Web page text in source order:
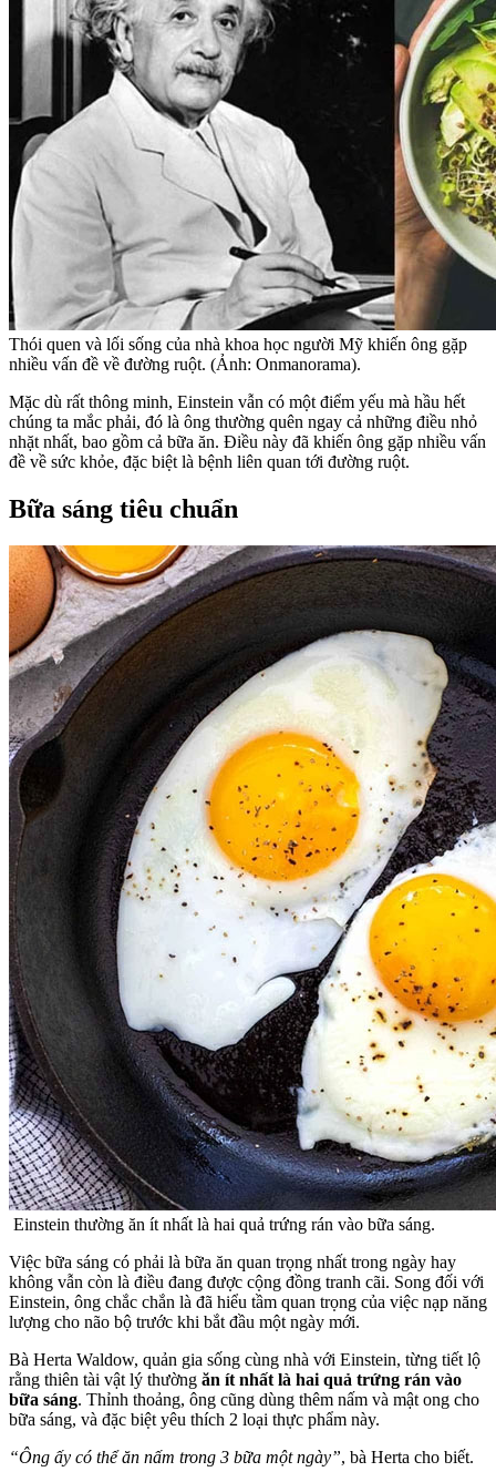
Thói quen và lối sống của nhà khoa học người Mỹ khiến ông gặp
nhiều vấn đề về đường ruột. (Ảnh: Onmanorama).
Mặc dù rất thông minh, Einstein vẫn có một điểm yếu mà hầu hết
chúng ta mắc phải, đó là ông thường quên ngay cả những điều nhỏ
nhặt nhất, bao gồm cả bữa ăn. Điều này đã khiến ông gặp nhiều vấn
đề về sức khỏe, đặc biệt là bệnh liên quan tới đường ruột.
Bữa sáng tiêu chuẩn
Einstein thường ăn ít nhất là hai quả trứng rán vào bữa sáng.
Việc bữa sáng có phải là bữa ăn quan trọng nhất trong ngày hay
không vẫn còn là điều đang được cộng đồng tranh cãi. Song đối với
Einstein, ông chắc chắn là đã hiểu tầm quan trọng của việc nạp năng
lượng cho não bộ trước khi bắt đầu một ngày mới.
Bà Herta Waldow, quản gia sống cùng nhà với Einstein, từng tiết lộ
rằng thiên tài vật lý thường ăn ít nhất là hai quả trứng rán vào
bữa sáng. Thỉnh thoảng, ông cũng dùng thêm nấm và mật ong cho
bữa sáng, và đặc biệt yêu thích 2 loại thực phẩm này.
“Ông ấy có thể ăn nấm trong 3 bữa một ngày”, bà Herta cho biết.